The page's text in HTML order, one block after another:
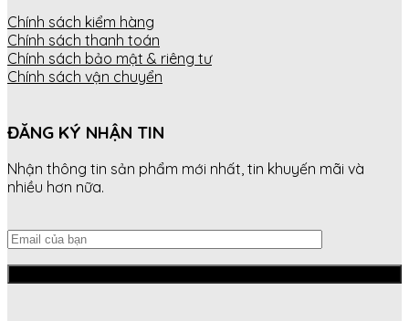
Chính sách kiểm hàng
Chính sách thanh toán
Chính sách bảo mật & riêng tư
Chính sách vận chuyển
ĐĂNG KÝ NHẬN TIN
Nhận thông tin sản phẩm mới nhất, tin khuyến mãi và
nhiều hơn nữa.